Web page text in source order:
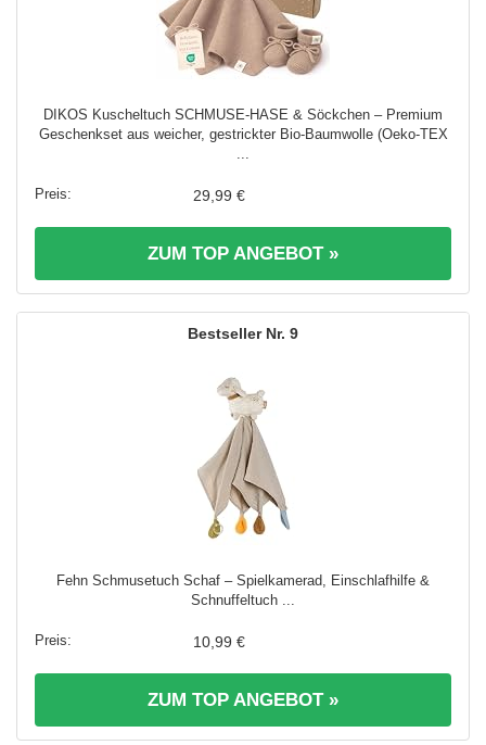
DIKOS Kuscheltuch SCHMUSE-HASE & Söckchen – Premium
Geschenkset aus weicher, gestrickter Bio-Baumwolle (Oeko-TEX
...
29,99 €
ZUM TOP ANGEBOT »
9
Fehn Schmusetuch Schaf – Spielkamerad, Einschlafhilfe &
Schnuffeltuch ...
10,99 €
ZUM TOP ANGEBOT »